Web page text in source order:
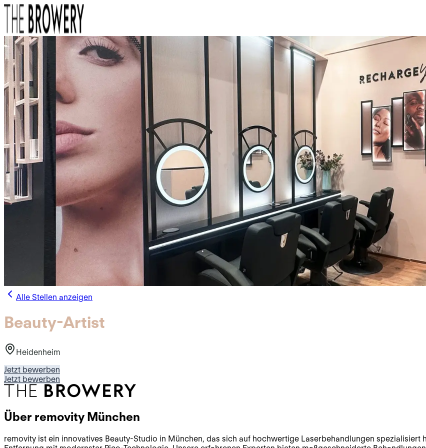
Alle Stellen anzeigen
Beauty-Artist
Heidenheim
Jetzt bewerben
Jetzt bewerben
Über removity München
removity ist ein innovatives Beauty-Studio in München, das sich auf hochwertige Laserbehandlungen